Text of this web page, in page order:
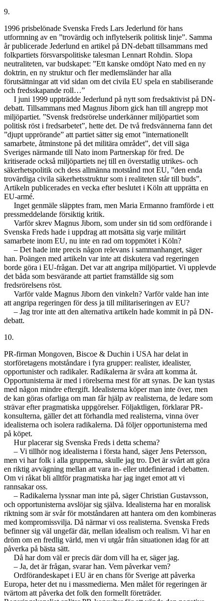
9.
1996 prisbelönade Svenska Freds Lars Jederlund för hans
utformning av en ”trovärdig och inflytelserik politisk linje”. Samma
år publicerade Jederlund en artikel på DN-debatt tillsammans med
folkpartiets försvarspolitiske talesman Lennart Rohdin. Slopa
neutraliteten, var budskapet: ”Ett kanske omdöpt Nato med en ny
doktrin, en ny struktur och fler medlemsländer har alla
förutsättningar att vid sidan om det civila EU spela en stabiliserande
och fredsskapande roll…”
I juni 1999 uppträdde Jederlund på nytt som fredsaktivist på DN-
debatt. Tillsammans med Magnus Jiborn gick han till angrepp mot
miljöpartiet. ”Svensk fredsrörelse underkänner miljöpartiet som
politisk röst i fredsarbetet”, hette det. De två fredsvännerna fann det
”djupt upprörande” att partiet sätter sig emot ”internationellt
samarbete, åtminstone på det militära området”, det vill säga
Sveriges närmande till Nato inom Partnerskap för fred. De
kritiserade också miljöpartiets nej till en överstatlig utrikes- och
säkerhetspolitik och dess allmänna motstånd mot EU, ”den enda
trovärdiga civila säkerhetsstruktur som i realiteten står till buds”.
Artikeln publicerades en vecka efter beslutet i Köln att upprätta en
EU-armé.
Inget genmäle släpptes fram, men Maria Ermanno framförde i ett
pressmeddelande försiktig kritik.
Varför skrev Magnus Jiborn, som under sin tid som ordförande i
Svenska Freds hade i uppdrag att motsätta sig varje militärt
samarbete inom EU, nu inte en rad om toppmötet i Köln?
– Det hade inte precis någon relevans i sammanhanget, säger
han. Poängen med artikeln var inte att diskutera vad regeringen
borde göra i EU-frågan. Det var att angripa miljöpartiet. Vi upplevde
det båda som besvärande att partiet framställde sig som
fredsrörelsens röst.
Varför valde Magnus Jiborn den vinkeln? Varför valde han inte
att angripa regeringen för dess ja till militariseringen av EU?
– Jag tror inte att den alternativa artikeln hade kommit in på DN-
debatt.
10.
PR-firman Mongoven, Biscoe & Duchin i USA har delat in
storföretagens motståndare i fyra grupper: realister, idealister,
opportunister och radikaler. Radikalerna är svåra att komma åt.
Opportunisterna är med i rörelserna mest för att synas. De kan tystas
med någon mindre eftergift. Idealisterna köper man inte över, men
de kan göras ofarliga om man får hjälp av realisterna, de ledare som
strävar efter pragmatiska uppgörelser. Följaktligen, förklarar PR-
konsulterna, gäller det att förhandla med realisterna, vinna över
idealisterna och isolera radikalerna. Då följer opportunisterna med
på köpet.
Hur placerar sig Svenska Freds i detta schema?
– Vi tillhör nog idealisterna i första hand, säger Jens Petersson,
men vi har folk i alla grupperna, skulle jag tro. Det är svårt att göra
en riktig avvägning mellan att vara in- eller utdefinierad i debatten.
Om vi råkat bli alltför pragmatiska har jag inget emot att vi
rannsakar oss.
– Radikalerna lyssnar man inte på, säger Christian Gustavsson,
och opportunisterna avslöjar sig själva. Idealisterna har en moralisk
riktning som är svår för motståndaren att hantera om den kombineras
med kompromissvilja. Då närmar vi oss realisterna. Svenska Freds
befinner sig väl ungefär där, mellan idealism och realism. Vi har en
dröm om en fredlig värld, men vi utgår från situationen idag för att
påverka på bästa sätt.
Då har dom väl er precis där dom vill ha er, säger jag.
– Ja, det är frågan, svarar han. Vem påverkar vem?
Ordförandeskapet i EU är en chans för Sverige att påverka
Europa, heter det nu i massmedierna. Men målet för regeringen är
tvärtom att påverka det folk den formellt företräder.